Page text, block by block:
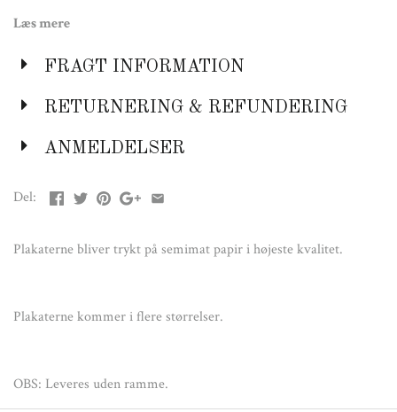
OBS: Leveres uden ramme.
Læs mere
FRAGT INFORMATION
RETURNERING & REFUNDERING
ANMELDELSER
Del:
Plakaterne bliver trykt på semimat papir i højeste kvalitet.
Plakaterne kommer i flere størrelser.
OBS: Leveres uden ramme.